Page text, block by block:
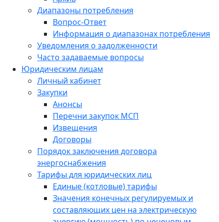
Диапазоны потребления
Вопрос-Ответ
Информация о диапазонах потребления
Уведомления о задолженности
Часто задаваемые вопросы
Юридическим лицам
Личный кабинет
Закупки
Анонсы
Перечни закупок МСП
Извещения
Договоры
Порядок заключения договора
энергоснабжения
Тарифы для юридических лиц
Единые (котловые) тарифы
Значения конечных регулируемых и
составляющих цен на электрическую